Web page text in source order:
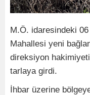
M.Ö. idaresindeki 06
Mahallesi yeni
direksiyon
tarlaya girdi.
İhbar üzerine